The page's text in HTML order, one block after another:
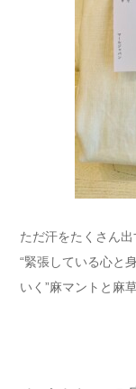
ただ汗をたくさん出
“緊張している心と
いく”麻マントと麻草